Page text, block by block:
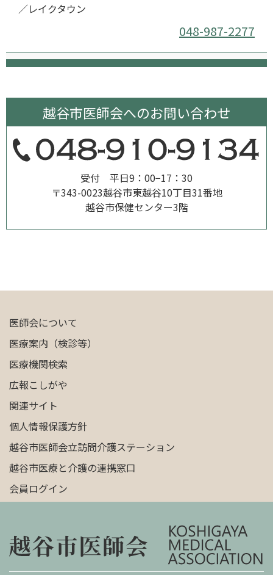
／レイクタウン
048-987-2277
越谷市医師会へのお問い合わせ
受付 平日9：00−17：30
〒343-0023越谷市東越谷10丁目31番地
越谷市保健センター3階
医師会について
医療案内（検診等）
医療機関検索
広報こしがや
関連サイト
個人情報保護方針
越谷市医師会立訪問介護ステーション
越谷市医療と介護の連携窓口
会員ログイン